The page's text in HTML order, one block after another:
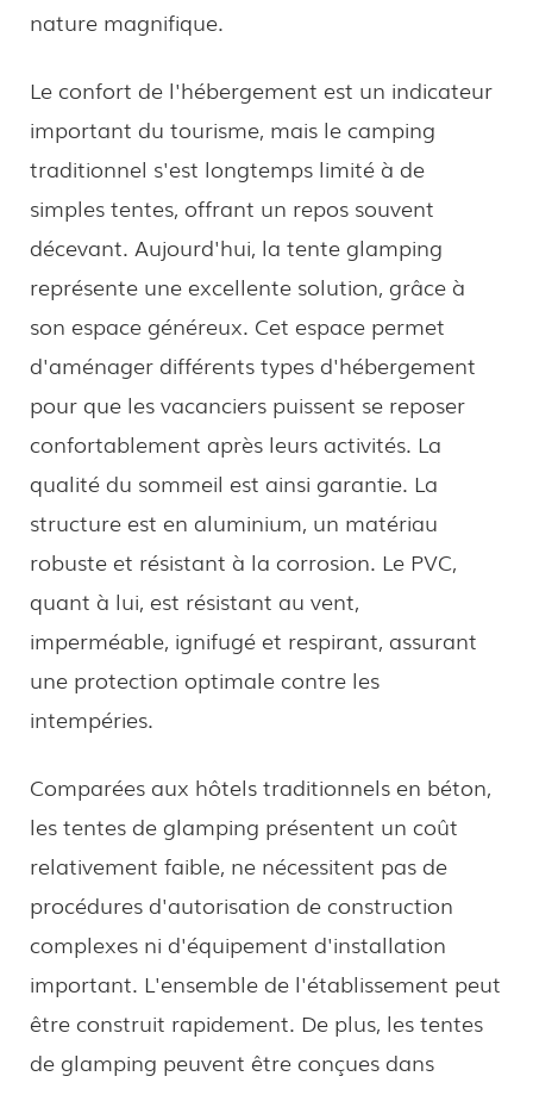
nature magnifique.
Le confort de l'hébergement est un indicateur
important du tourisme, mais le camping
traditionnel s'est longtemps limité à de
simples tentes, offrant un repos souvent
décevant. Aujourd'hui, la tente glamping
représente une excellente solution, grâce à
son espace généreux. Cet espace permet
d'aménager différents types d'hébergement
pour que les vacanciers puissent se reposer
confortablement après leurs activités. La
qualité du sommeil est ainsi garantie. La
structure est en aluminium, un matériau
robuste et résistant à la corrosion. Le PVC,
quant à lui, est résistant au vent,
imperméable, ignifugé et respirant, assurant
une protection optimale contre les
intempéries.
Comparées aux hôtels traditionnels en béton,
les tentes de glamping présentent un coût
relativement faible, ne nécessitent pas de
procédures d'autorisation de construction
complexes ni d'équipement d'installation
important. L'ensemble de l'établissement peut
être construit rapidement. De plus, les tentes
de glamping peuvent être conçues dans